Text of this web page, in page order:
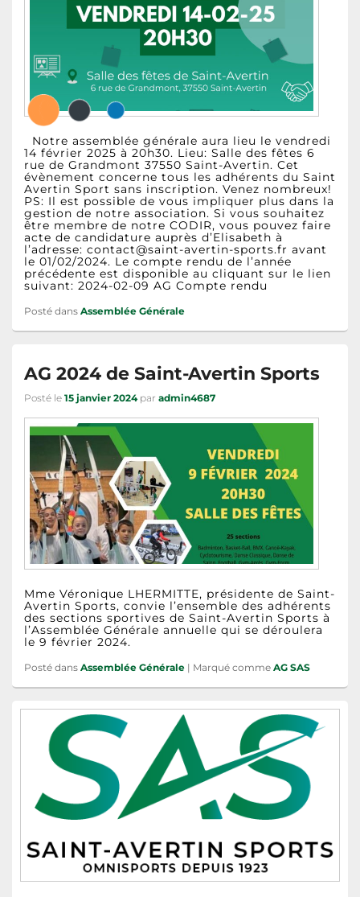
Notre assemblée générale aura lieu le vendredi
14 février 2025 à 20h30. Lieu: Salle des fêtes 6
rue de Grandmont 37550 Saint-Avertin. Cet
évènement concerne tous les adhérents du Saint
Avertin Sport sans inscription. Venez nombreux!
PS: Il est possible de vous impliquer plus dans la
gestion de notre association. Si vous souhaitez
être membre de notre CODIR, vous pouvez faire
acte de candidature auprès d’Elisabeth à
l’adresse: contact@saint-avertin-sports.fr avant
le 01/02/2024. Le compte rendu de l’année
précédente est disponible au cliquant sur le lien
suivant: 2024-02-09 AG Compte rendu
Posté dans Assemblée Générale
AG 2024 de Saint-Avertin Sports
Posté le 15 janvier 2024 par admin4687
Mme Véronique LHERMITTE, présidente de Saint-
Avertin Sports, convie l’ensemble des adhérents
des sections sportives de Saint-Avertin Sports à
l’Assemblée Générale annuelle qui se déroulera
le 9 février 2024.
Posté dans Assemblée Générale | Marqué comme AG SAS
Zone
principale
latérale